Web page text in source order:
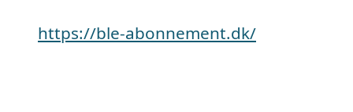
https://ble-abonnement.dk/